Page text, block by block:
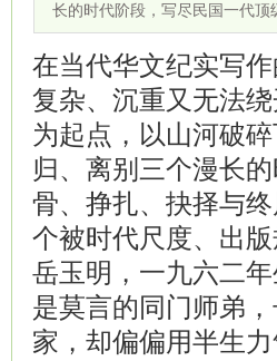
长的时代阶段，写尽民国一代
在当代华文纪实写
复杂、沉重又无法
为起点，以山河破
归、离别三个漫长
骨、挣扎、抉择与
个被时代尺度、出
岳玉明，一九六二
是莫言的同门师弟
家，却偏偏用半生